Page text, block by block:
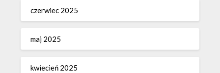
czerwiec 2025
maj 2025
kwiecień 2025